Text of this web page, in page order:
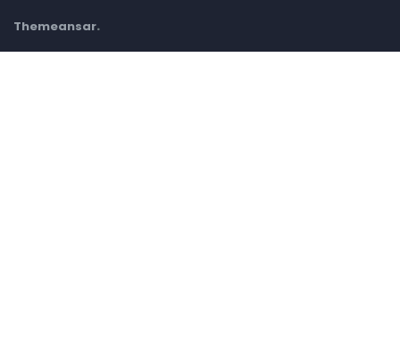
Themeansar.